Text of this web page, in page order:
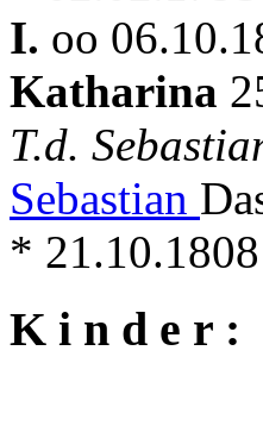
I. oo
Katharina
T.d.
Sebastian
*
K i n d e r :